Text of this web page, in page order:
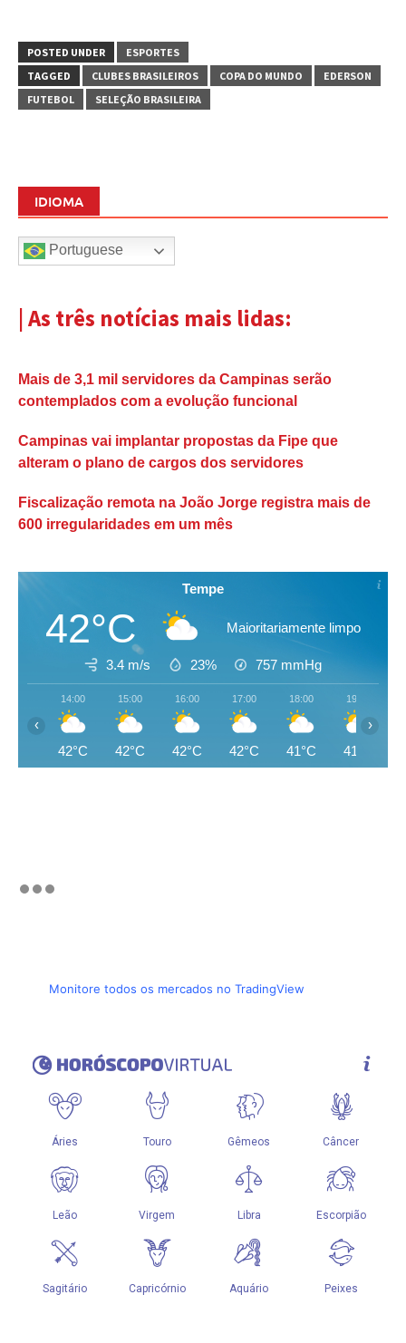
POSTED UNDER
ESPORTES
TAGGED
CLUBES BRASILEIROS COPA DO MUNDO
EDERSON
FUTEBOL
SELEÇÃO BRASILEIRA
IDIOMA
Portuguese
| As três notícias mais lidas:
Mais de 3,1 mil servidores da Campinas serão
contemplados com a evolução funcional
Campinas vai implantar propostas da Fipe que
alteram o plano de cargos dos servidores
Fiscalização remota na João Jorge registra mais de
600 irregularidades em um mês
Tempe
42°C Maioritariamente limpo
3.4 m/s 23% 757 mmHg
14:00
42°C
15:00
42°C
16:00
42°C
17:00
42°C
18:00
41°C
19:00
41°C
‹ ›
Monitore todos os mercados no TradingView